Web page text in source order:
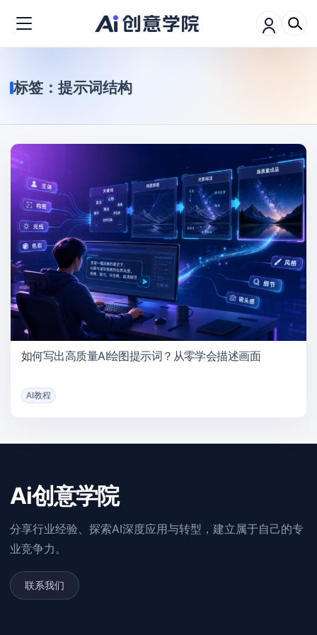
标签： 提示词结构
如何写出高质量AI绘图提示词？从零学会描述画面
AI教程
Ai创意学院
分享行业经验、探索AI深度应用与转型，建立属于自己的专
业竞争力。
联系我们